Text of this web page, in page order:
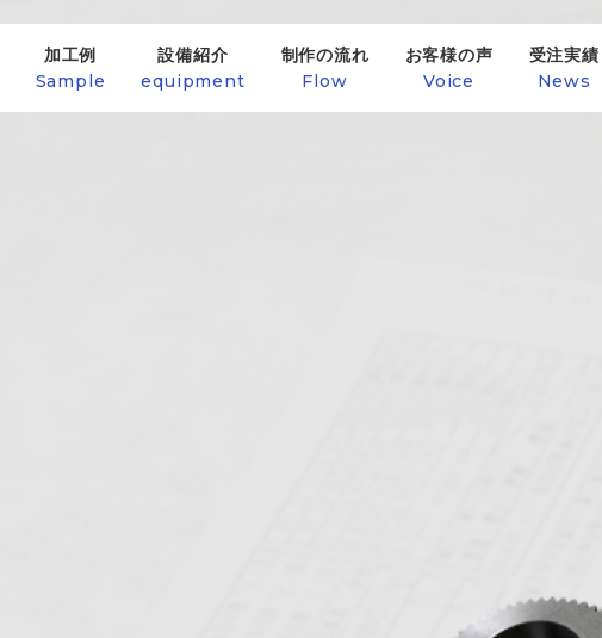
加工例
Sample
設備紹介
equipment
制作の流れ
Flow
お客様の声
Voice
受注実績
News